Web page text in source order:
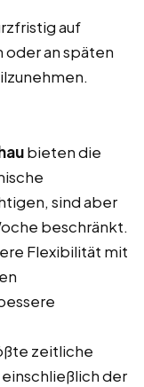
auf
oder an späten
bieten die
sind aber
beschränkt.
Flexibilität mit
zeitliche
der